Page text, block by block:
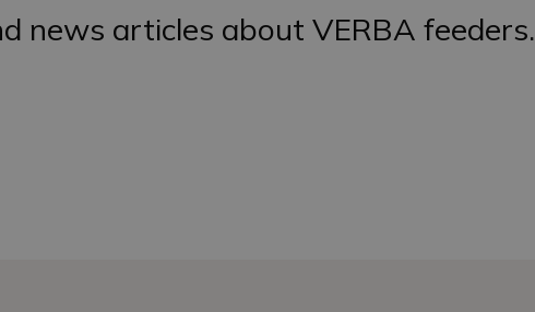
news articles about VERBA feeders.